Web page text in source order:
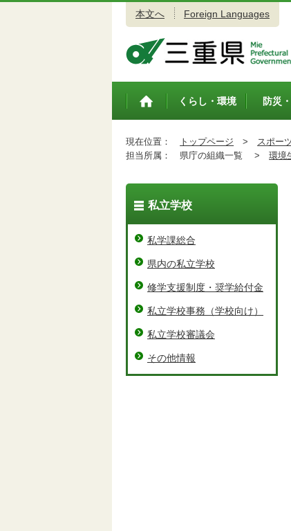
本文へ Foreign Languages
トップペ
くらし・環境 防災
現在位置： トップページ > スポー
担当所属：
県庁の組織一覧 > 環境
私立学校
私学課総合
県内の私立学校
修学支援制度・奨学給付金
私立学校事務（学校向け）
私立学校審議会
その他情報